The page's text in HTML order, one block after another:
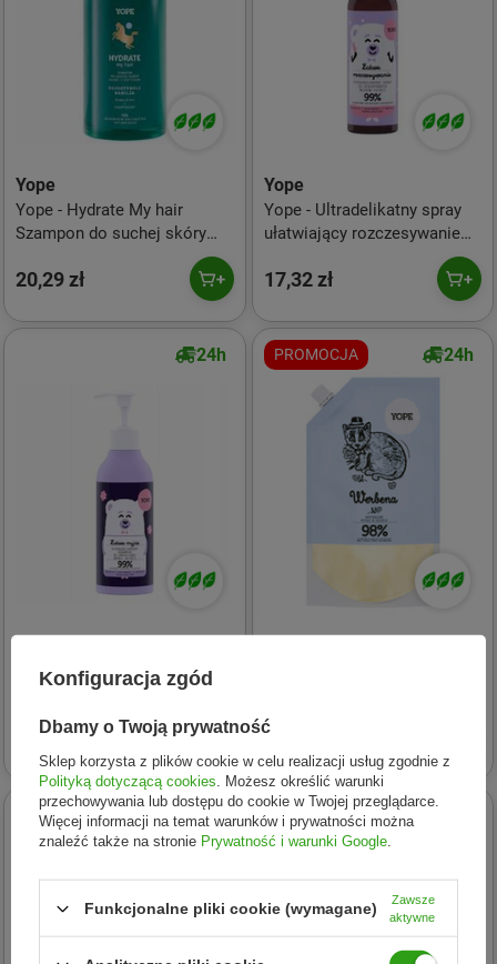
Yope
Yope - Hydrate My hair
Szampon do suchej skóry
głowy z peptydami 300ml
20,29 zł
Yope
Yope - Ultradelikatny spray
ułatwiający rozczesywanie
17,32 zł
24h
Yope - Ultradelikatny
szampon do mycia wrażliwej
skóry dzieci 300ml
16,75 zł
PROMOCJA 24h
12,69 zł
24h
Konfiguracja zgód
Dbamy o Twoją prywatność
Sklep korzysta z plików cookie w celu realizacji usług zgodnie z
Polityką dotyczącą cookies . Możesz określić warunki
przechowywania lub dostępu do cookie w Twojej przeglądarce.
Więcej informacji na temat warunków i prywatności można
znaleźć także na stronie Prywatność i warunki Google
Funkcjonalne pliki cookie (wymagane)
Zawsze
aktywne